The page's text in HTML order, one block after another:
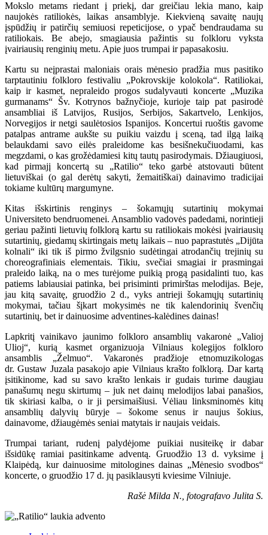
Mokslo metams riedant į priekį, dar greičiau lekia mano, kaip
naujokės ratiliokės, laikas ansamblyje. Kiekvieną savaitę naujų
įspūdžių ir patirčių semiuosi repeticijose, o ypač bendraudama su
ratiliokais. Be abejo, smagiausia pažintis su folkloru vyksta
įvairiausių renginių metu. Apie juos trumpai ir papasakosiu.
Kartu su neįprastai maloniais orais mėnesio pradžia mus pasitiko
tarptautiniu folkloro festivaliu „Pokrovskije kolokola“. Ratiliokai,
kaip ir kasmet, nepraleido progos sudalyvauti koncerte „Muzika
gurmanams“ Šv. Kotrynos bažnyčioje, kurioje taip pat pasirodė
ansambliai iš Latvijos, Rusijos, Serbijos, Sakartvelo, Lenkijos,
Norvegijos ir netgi saulėtosios Ispanijos. Koncertui ruoštis gavome
patalpas antrame aukšte su puikiu vaizdu į sceną, tad ilgą laiką
belaukdami savo eilės praleidome kas besišnekučiuodami, kas
megzdami, o kas grožėdamiesi kitų tautų pasirodymais. Džiaugiuosi,
kad pirmajį koncertą su „Ratilio“ teko garbė atstovauti būtent
lietuviškai (o gal derėtų sakyti, žemaitiškai) dainavimo tradicijai
tokiame kultūrų margumyne.
Kitas išskirtinis renginys – šokamųjų sutartinių mokymai
Universiteto bendruomenei. Ansamblio vadovės padedami, norintieji
geriau pažinti lietuvių folklorą kartu su ratiliokais mokėsi įvairiausių
sutartinių, giedamų skirtingais metų laikais – nuo paprastutės „Dijūta
kolnali“ iki tik iš pirmo žvilgsnio sudėtingai atrodančių trejinių su
choreografiniais elementais. Tikiu, svečiai smagiai ir prasmingai
praleido laiką, na o mes turėjome puikią progą pasidalinti tuo, kas
patiems labiausiai patinka, bei prisiminti primirštas melodijas. Beje,
jau kitą savaitę, gruodžio 2 d., vyks antrieji šokamųjų sutartinių
mokymai, tačiau šįkart mokysimės ne tik kalendorinių švenčių
sutartinių, bet ir dainuosime adventines-kalėdines dainas!
Lapkritį vainikavo jaunimo folkloro ansamblių vakaronė „Valioj
Ulioj“, kurią kasmet organizuoja Vilniaus kolegijos folkloro
ansamblis „Želmuo“. Vakaronės pradžioje etnomuzikologas
dr. Gustaw Juzala pasakojo apie Vilniaus krašto folklorą. Dar kartą
įsitikinome, kad su savo krašto lenkais ir gudais turime daugiau
panašumų negu skirtumų – juk net dainų melodijos labai panašios,
tik skiriasi kalba, o ir ji persimaišiusi. Vėliau linksminomės kitų
ansamblių dalyvių būryje – šokome senus ir naujus šokius,
dainavome, džiaugėmės seniai matytais ir naujais veidais.
Trumpai tariant, rudenį palydėjome puikiai nusiteikę ir dabar
išsidūkę ramiai pasitinkame adventą. Gruodžio 13 d. vyksime į
Klaipėdą, kur dainuosime mitologines dainas „Mėnesio svodbos“
koncerte, o gruodžio 17 d. jų pasiklausyti kviesime Vilniuje.
Rašė Milda N., fotografavo Julita S.